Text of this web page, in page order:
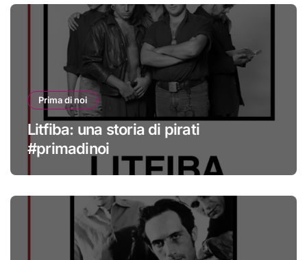
Prima di noi
Litfiba: una storia di pirati
#primadinoi